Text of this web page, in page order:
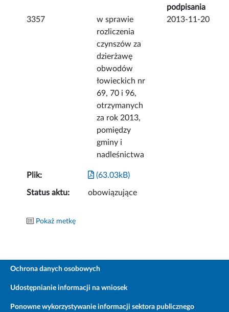
podpisania
3357
w sprawie
rozliczenia
czynszów za
dzierżawę
obwodów
łowieckich nr
69, 70 i 96,
otrzymanych
za rok 2013,
pomiędzy
gminy i
nadleśnictwa
2013-11-20
Plik: (63.03kB)
Status aktu: obowiązujące
Pokaż metkę
Ochrona danych osobowych
Udostępnianie informacji na wniosek
Ponowne wykorzystywanie informacji sektora publicznego